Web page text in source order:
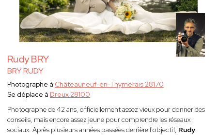
Rudy BRY
BRY RUDY
Photographe à Châteauneuf-en-Thymerais 28170
Se déplace à Dreux 28100
Photographe de 42 ans, officiellement assez vieux pour donner des
conseils, mais encore assez jeune pour comprendre les réseaux
sociaux. Après plusieurs années passées derrière l'objectif, Rudy